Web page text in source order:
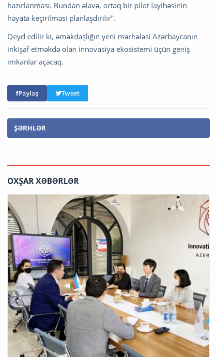
hazırlanması. Bundan əlavə, ortaq bir pilot layihəsinin
həyata keçirilməsi planlaşdırılır".
Qeyd edilir ki, əməkdaşlığın yeni mərhələsi Azərbaycanın
inkişaf etməkdə olan innovasiya ekosistemi üçün geniş
imkanlar açacaq.
Paylaş Tweet
ŞƏRHLƏR
OXŞAR XƏBƏRLƏR